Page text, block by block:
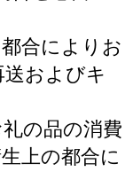
合によりお
およびキ
の品の消費
上の都合に